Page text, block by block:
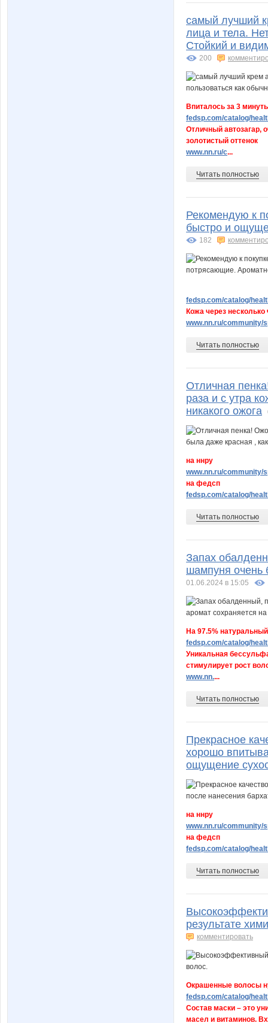
самый лучший
лица и тела.
Стойкий и
200
Впиталось за 3
fedsp.com/catalog/
Отличный автозагар,
золотистый оттенок
www.nn.ru/c...
Читать полностью
Рекомендую к
быстро и
182
fedsp.com/catalog/
Кожа через
www.nn.ru/community/
Читать полностью
Отличная
раза и с утра
никакого ожога
на ннру
www.nn.ru/community/
на федсп
fedsp.com/catalog/
Читать полностью
Запах
шампуня очень
01.06.2024 в 15:05
На 97.5%
fedsp.com/catalog/
Уникальная
стимулирует рост
www.nn....
Читать полностью
Прекрасное
хорошо
ощущение
на ннру
www.nn.ru/community/
на федсп
fedsp.com/catalog/
Читать полностью
результате
комментировать
Окрашенные волосы
fedsp.com/catalog/
Состав маски – это
масел и витаминов.